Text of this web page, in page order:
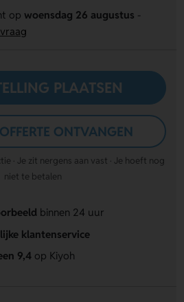
op woensdag 26 augustus
PLAATSEN
ONTVANGEN
· Je zit nergens aan vast · Je hoeft nog
niet te betalen
binnen 24 uur
klantenservice
9,4op Kiyoh